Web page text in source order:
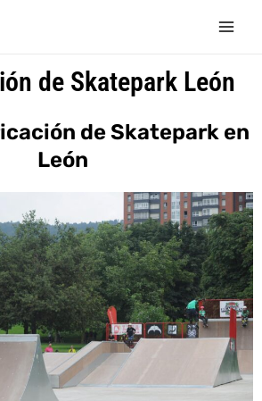
de Skatepark León
de Skatepark en
León